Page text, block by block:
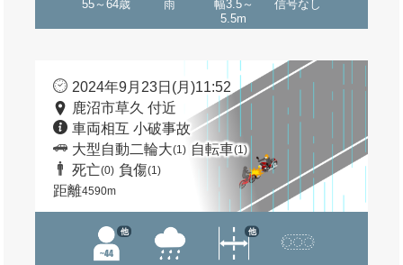
55～64歳 雨
幅3.5～
5.5m
信号なし
2024年9月23日(月)11:52
鹿沼市草久 付近
車両相互 小破事故
大型自動二輪大(1) 自転車(1)
死亡(0) 負傷(1)
距離4590m
他 他